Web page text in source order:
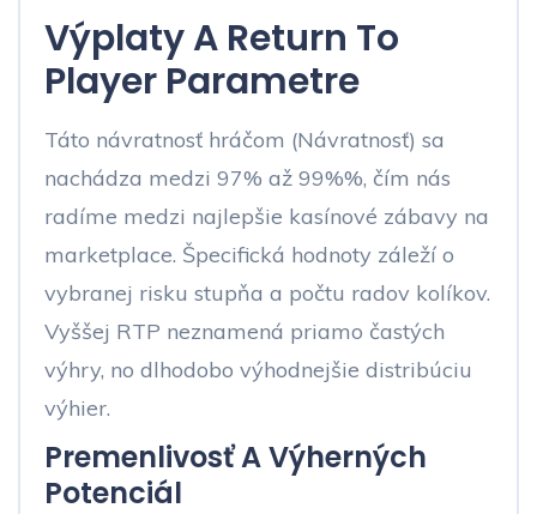
Výplaty A Return To
Player Parametre
Táto návratnosť hráčom (Návratnosť) sa
nachádza medzi 97% až 99%%, čím nás
radíme medzi najlepšie kasínové zábavy na
marketplace. Špecifická hodnoty záleží o
vybranej risku stupňa a počtu radov kolíkov.
Vyššej RTP neznamená priamo častých
výhry, no dlhodobo výhodnejšie distribúciu
výhier.
Premenlivosť A Výherných
Potenciál